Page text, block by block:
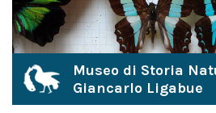
Museo di Storia
Giancarlo Ligabue